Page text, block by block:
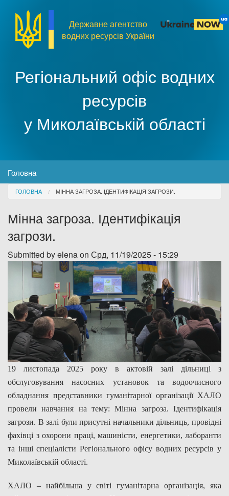
Регіональний офіс водних
ресурсів
у Миколаївській області
Державне агентство
водних ресурсів України
MENU
Головна
Про організацію
Доступ до публічної інформації
Дозвіл на спеціальне водокористування
Платні послуги
You are here
ГОЛОВНА МІННА ЗАГРОЗА. ІДЕНТИФІКАЦІЯ ЗАГРОЗИ.
Мінна загроза. Ідентифікація
загрози.
Submitted byelenaon Срд, 11/19/2025 - 15:29
19 листопада 2025 року в актовій залі дільниці з
обслуговування насосних установок та водоочисного
обладнання представники гуманітарної організації ХАЛО
провели навчання на тему: Мінна загроза. Ідентифікація
загрози. В залі були присутні начальники дільниць, провідні
фахівці з охорони праці, машиністи, енергетики, лаборанти
та інші спеціалісти Регіонального офісу водних ресурсів у
Миколаївській області.
ХАЛО – найбільша у світі гуманітарна організація, яка